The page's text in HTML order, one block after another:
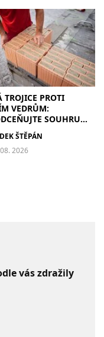
TROJICE PROTI
VEDRŮM:
SOUHRU
A STÍNĚNÍ
ŠTĚPÁN
2026
vás zdražily